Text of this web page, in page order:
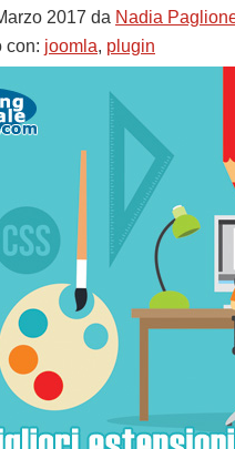
2017 da Nadia
con: joomla, plugin